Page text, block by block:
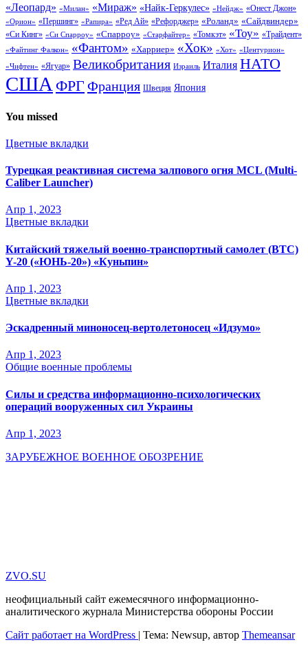
«Леопард» «Милан» «Мираж» «Найк-Геркулес» «Нейдж» «Онест Джон»
«Орион» «Першинг» «Рапира» «Ред Ай» «Рефорджер» «Роланд» «Сайдвиндер»
«Си Кинг» «Си Спарроу» «Спарроу» «Старфайтер» «Томкэт» «Тоу» «Трайдент»
«Файтинг Фалкон» «Фантом» «Харриер» «Хок» «Хот» «Центурион»
«Чифтен» «Ягуар» Великобритания Израиль Италия НАТО
США ФРГ Франция Швеция Япония
You missed
Цветные вкладки
Турецкая реактивная система залпового огня MCL (Multi-
Caliber Launcher)
Апр 1, 2023
Цветные вкладки
Китайский тяжелый военно-транспортный самолет (BTC)
Y-20 («ЮНЬ-20») «Куньпин»
Апр 1, 2023
Цветные вкладки
Эскадренный миноносец-вертолетоносец «Идзумо»
Апр 1, 2023
Общие военные проблемы
Силы и средства информационно-психологических
операций вооруженных сил Украины
Апр 1, 2023
ЗАРУБЕЖНОЕ ВОЕННОЕ ОБОЗРЕНИЕ
ZVO.SU
неофициальный сайт ежемесячного информационно-
аналитического журнала Министерства обороны России
Сайт работает на WordPress | Тема: Newsup, автор Themeansar